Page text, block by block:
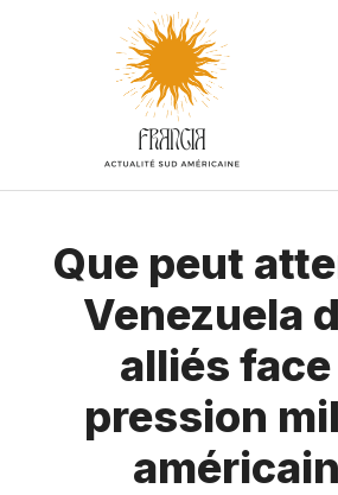
Que peut
Venezuela
alliés face
pression